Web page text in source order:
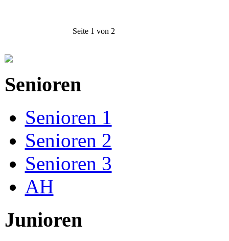
Seite 1 von 2
Senioren
Senioren 1
Senioren 2
Senioren 3
AH
Junioren